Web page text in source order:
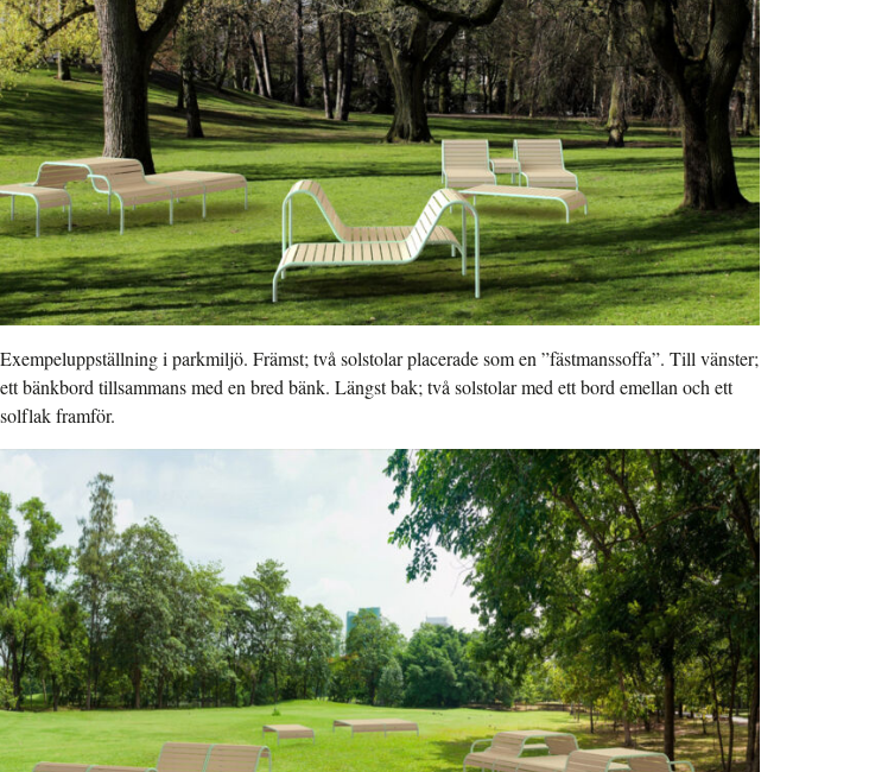
Exempeluppställning i parkmiljö. Främst; två solstolar placerade som en ”fästmanssoffa”. Till vänster;
ett bänkbord tillsammans med en bred bänk. Längst bak; två solstolar med ett bord emellan och ett
solflak framför.